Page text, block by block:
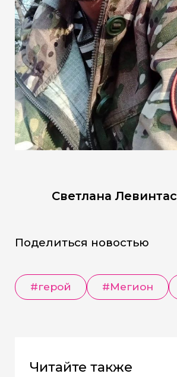
Светлана Левинтас
Поделиться новостью
#герой #Мегион
Читайте также